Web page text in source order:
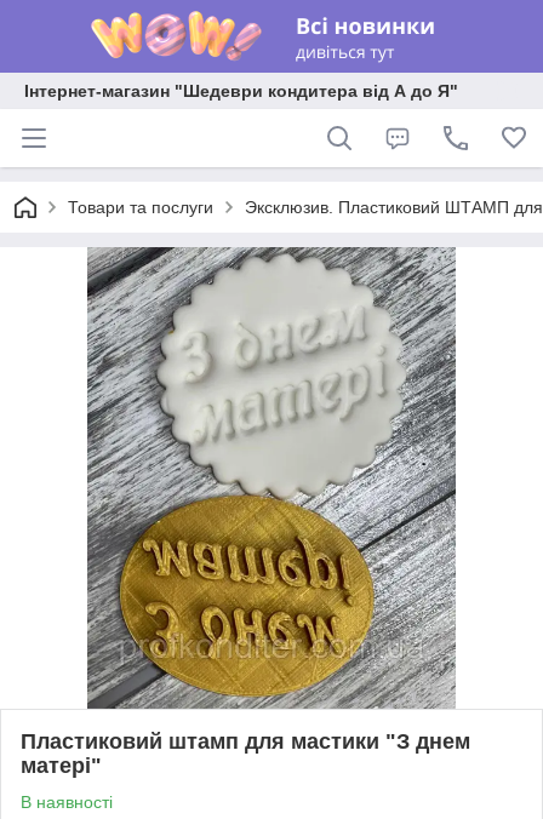
Інтернет-магазин "Шедеври кондитера від А до Я"
Товари та послуги Эксклюзив. Пластиковий ШТАМП
Пластиковий штамп для мастики "З днем
матері"
В наявності